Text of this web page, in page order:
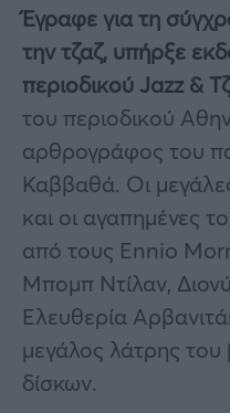
Έγραφε για τη
την τζαζ, υπήρξε
περιοδικού Jazz &
του περιοδικού
αρθρογράφος του
Καββαθά. Οι
και οι αγαπημένες
από τους Ennio
Μπομπ Ντίλαν,
Ελευθερία
μεγάλος λάτρης του
δίσκων.